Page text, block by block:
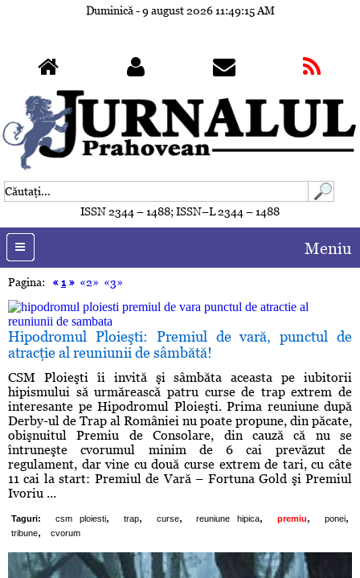
Duminică - 9 august 202611:49:18 AM
ISSN 2344 – 1488; ISSN–L 2344 – 1488
Meniu
Pagina: «1» «2» «3»
Hipodromul Ploieşti: Premiul de vară, punctul de
atracţie al reuniunii de sâmbătă!
CSM Ploieşti îi invită şi sâmbăta aceasta pe iubitorii
hipismului să urmărească patru curse de trap extrem de
interesante pe Hipodromul Ploieşti. Prima reuniune după
Derby-ul de Trap al României nu poate propune, din păcate,
obişnuitul Premiu de Consolare, din cauză că nu se
întruneşte cvorumul minim de 6 cai prevăzut de
regulament, dar vine cu două curse extrem de tari, cu câte
11 cai la start: Premiul de Vară – Fortuna Gold şi Premiul
Ivoriu ...
Taguri: csm ploiesti, trap, curse, reuniune hipica, premiu, ponei,
tribune, cvorum